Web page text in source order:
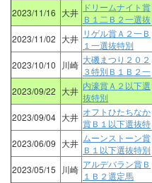
2023/11/16 大井 ドリームナイト賞
Ｂ１二Ｂ２一選抜
2023/11/02 大井 リゲル賞Ａ２一Ｂ
１一選抜特別
2023/10/10
川崎 大磯まつり２０２
３特別Ｂ１Ｂ２一
2023/09/22 大井 内濠賞Ａ２以下選
抜特別
2023/09/04 大井 オフトひたちなか
賞Ｂ１以下選抜特
2023/06/09 大井 ムーンストーン賞
Ｂ１以下選抜特別
2023/05/15
川崎 アルデバラン賞Ｂ
１Ｂ２選定馬